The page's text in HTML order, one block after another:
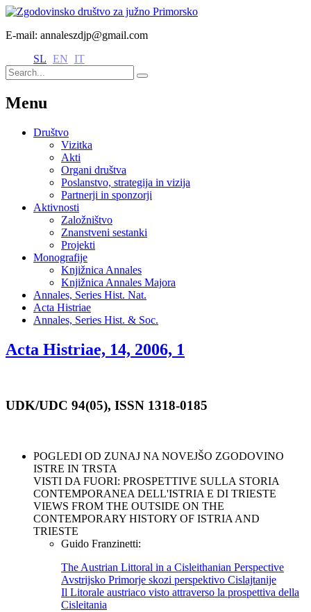
E-mail: annaleszdjp@gmail.com
SL EN IT
Menu
Društvo
Vizitka
Akti
Organi društva
Poslanstvo, strategija in vizija
Partnerji in sponzorji
Aktivnosti
Založništvo
Znanstveni sestanki
Projekti
Monografije
Knjižnica Annales
Knjižnica Annales Majora
Annales, Series Hist. Nat.
Acta Histriae
Annales, Series Hist. & Soc.
Acta Histriae, 14, 2006, 1
UDK/UDC 94(05), ISSN 1318-0185
POGLEDI OD ZUNAJ NA NOVEJŠO ZGODOVINO
ISTRE IN TRSTA
VISTI DA FUORI: PROSPETTIVE SULLA STORIA
CONTEMPORANEA DELL'ISTRIA E DI TRIESTE
VIEWS FROM THE OUTSIDE ON THE
CONTEMPORARY HISTORY OF ISTRIA AND
TRIESTE
Guido Franzinetti:
The Austrian Littoral in a Cisleithanian Perspective
Avstrijsko Primorje skozi perspektivo Cislajtanije
Il Litorale austriaco visto attraverso la prospettiva della
Cisleitania